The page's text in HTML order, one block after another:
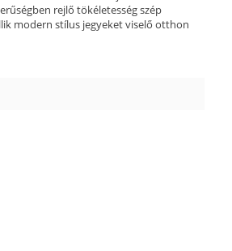
rejlő tökéletesség szép
modern stílus jegyeket viselő otthon